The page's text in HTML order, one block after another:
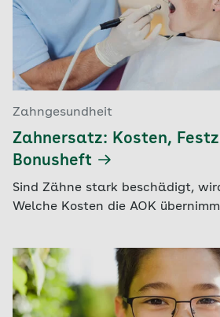
Zahngesundheit
Zahnersatz: Kosten,
Bonusheft
Sind Zähne stark beschädigt,
Welche Kosten die AOK